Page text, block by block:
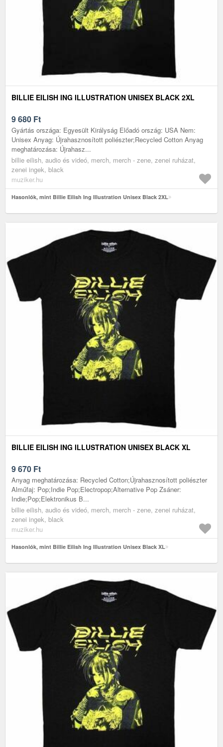
BILLIE EILISH ING ILLUSTRATION UNISEX BLACK 2XL
9 680 Ft
Gyártás országa: Egyesült Királyság Előadó ország: USA Nem:
Unisex Anyag: Újrahasznosított poliészter;Recycled Cotton Anyag
meghatározása: Újrahasz...
billie eilish, audio és videó, merch, merch - zene, zenei ruházat,
zenei ingek, black
muziker.hu
Hasonlók, mint Billie Eilish Ing Illustration Unisex Black 2XL
BILLIE EILISH ING ILLUSTRATION UNISEX BLACK XL
9 670 Ft
Anyag meghatározása: Recycled Cotton;Újrahasznosított poliészter
Alműfaj: Pop;Indie Pop;Electropop;Alternative Pop Zsáner:
Indie;Pop;Elektronikus B...
billie eilish, audio és videó, merch, merch - zene, zenei ruházat,
zenei ingek, black
muziker.hu
Hasonlók, mint Billie Eilish Ing Illustration Unisex Black XL